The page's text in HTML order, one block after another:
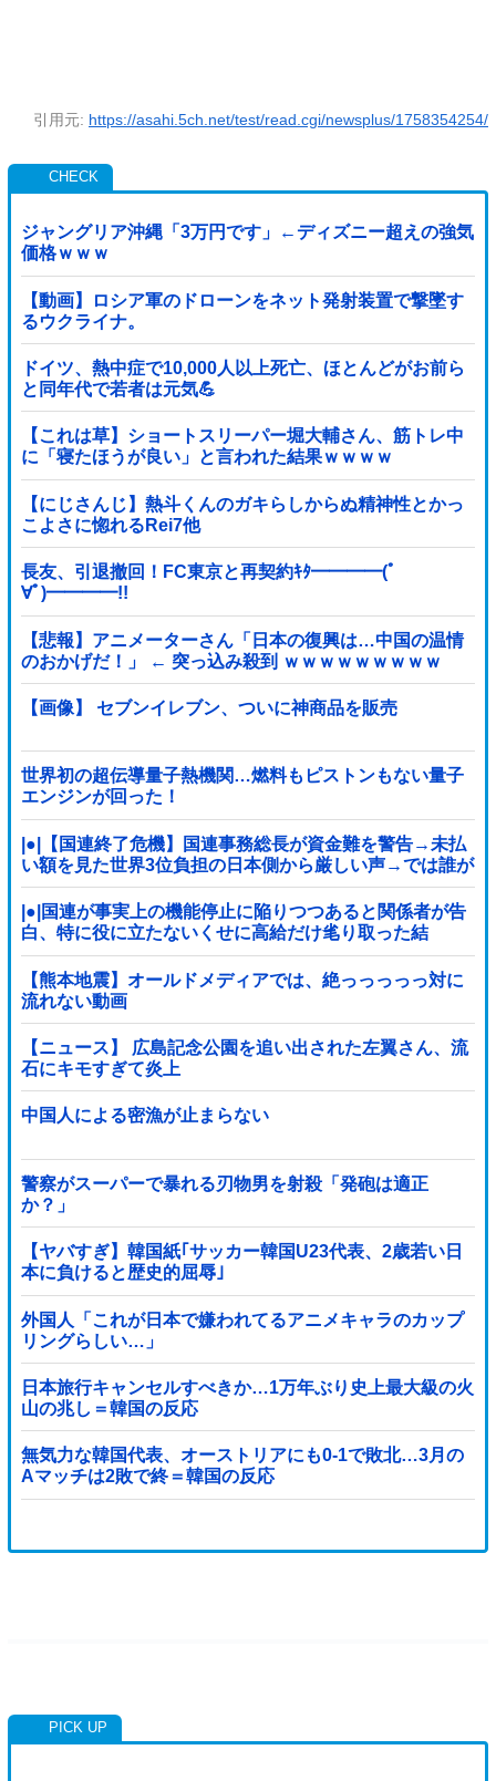
引用元: https://asahi.5ch.net/test/read.cgi/newsplus/1758354254/
ジャングリア沖縄「3万円です」←ディズニー超えの強気
価格ｗｗｗ
【動画】ロシア軍のドローンをネット発射装置で撃墜す
るウクライナ。
ドイツ、熱中症で10,000人以上死亡、ほとんどがお前ら
と同年代で若者は元気💪
【これは草】ショートスリーパー堀大輔さん、筋トレ中
に「寝たほうが良い」と言われた結果ｗｗｗｗ
【にじさんじ】熱斗くんのガキらしからぬ精神性とかっ
こよさに惚れるRei7他
長友、引退撤回！FC東京と再契約ｷﾀ━━━━(ﾟ
∀ﾟ)━━━━!!
【悲報】アニメーターさん「日本の復興は…中国の温情
のおかげだ！」 ← 突っ込み殺到 ｗｗｗｗｗｗｗｗｗ
【画像】 セブンイレブン、ついに神商品を販売
世界初の超伝導量子熱機関…燃料もピストンもない量子
エンジンが回った！
|●|【国連終了危機】国連事務総長が資金難を警告→未払
い額を見た世界3位負担の日本側から厳しい声→では誰が
払っていないのか言え
|●|国連が事実上の機能停止に陥りつつあると関係者が告
白、特に役に立たないくせに高給だけ毟り取った結
果……
【熊本地震】オールドメディアでは、絶っっっっっ対に
流れない動画
【ニュース】 広島記念公園を追い出された左翼さん、流
石にキモすぎて炎上
中国人による密漁が止まらない
警察がスーパーで暴れる刃物男を射殺「発砲は適正
か？」
【ヤバすぎ】韓国紙｢サッカー韓国U23代表、2歳若い日
本に負けると歴史的屈辱｣
外国人「これが日本で嫌われてるアニメキャラのカップ
リングらしい…」
日本旅行キャンセルすべきか…1万年ぶり史上最大級の火
山の兆し＝韓国の反応
無気力な韓国代表、オーストリアにも0-1で敗北…3月の
Aマッチは2敗で終＝韓国の反応